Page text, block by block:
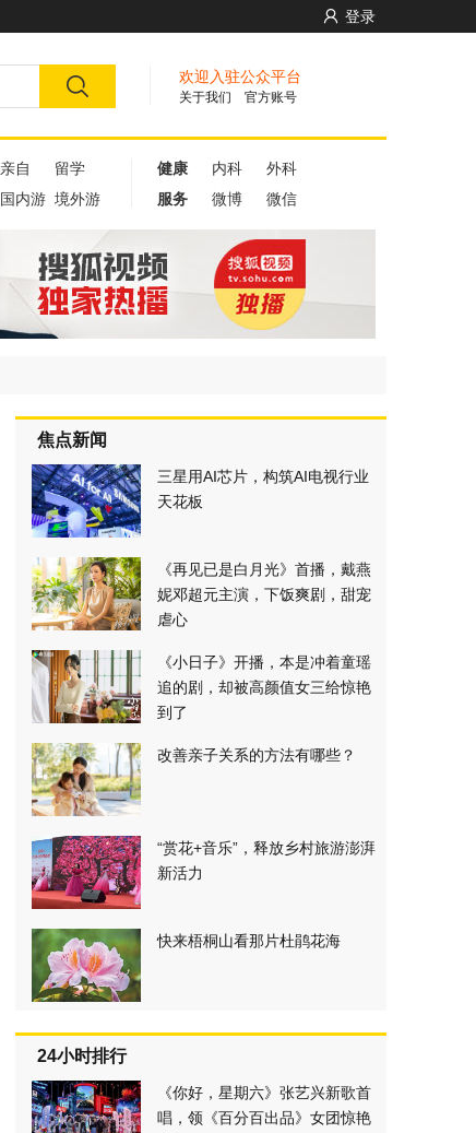
登录
欢迎入驻公众平台
关于我们 官方账号
亲自
留学
国内游 境外游
健康 内科
外科
服务
微博 微信
焦点新闻
三星用AI芯片，构筑AI电视行业
天花板
《再见已是白月光》首播，戴燕
妮邓超元主演，下饭爽剧，甜宠
虐心
《小日子》开播，本是冲着童瑶
追的剧，却被高颜值女三给惊艳
到了
改善亲子关系的方法有哪些？
“赏花+音乐”，释放乡村旅游澎湃
新活力
快来梧桐山看那片杜鹃花海
24小时排行
《你好，星期六》张艺兴新歌首
唱，领《百分百出品》女团惊艳